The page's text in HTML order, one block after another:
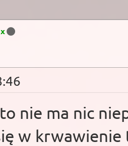
nie ma nic
w krwawienie